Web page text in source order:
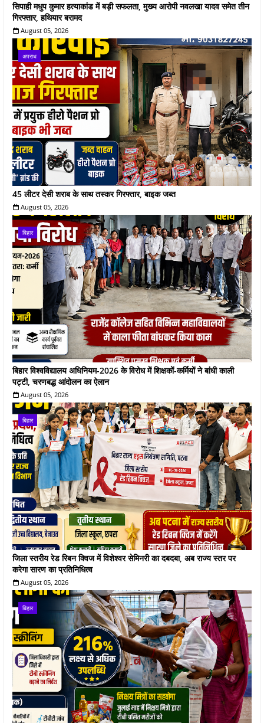
सिपाही मधुप कुमार हत्याकांड में बड़ी सफलता, मुख्य आरोपी नवलखा यादव समेत तीन
गिरफ्तार, हथियार बरामद
August 05, 2026
अपराध
45 लीटर देसी शराब के साथ तस्कर गिरफ्तार, बाइक जब्त
August 05, 2026
बिहार
बिहार विश्वविद्यालय अधिनियम-2026 के विरोध में शिक्षकों-कर्मियों ने बांधी काली
पट्टी, चरणबद्ध आंदोलन का ऐलान
August 05, 2026
बिहार
जिला स्तरीय रेड रिबन क्विज में विशेश्वर सेमिनरी का दबदबा, अब राज्य स्तर पर
करेगा सारण का प्रतिनिधित्व
August 05, 2026
बिहार